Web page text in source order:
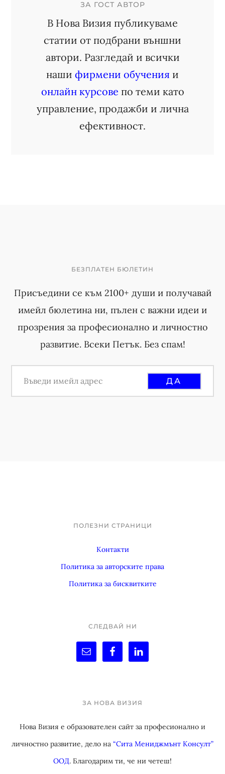
ЗА ГОСТ АВТОР
В Нова Визия публикуваме
статии от подбрани външни
автори. Разгледай и всички
наши фирмени обучения и
онлайн курсове по теми като
управление, продажби и лична
ефективност.
БЕЗПЛАТЕН БЮЛЕТИН
Присъедини се към 2100+ души и получавай
имейл бюлетина ни, пълен с важни идеи и
прозрения за професионално и личностно
развитие. Всеки Петък. Без спам!
ПОЛЕЗНИ СТРАНИЦИ
Контакти
Политика за авторските права
Политика за бисквитките
СЛЕДВАЙ НИ
ЗА НОВА ВИЗИЯ
Нова Визия е образователен сайт за професионално и
личностно развитие, дело на “Сита Мениджмънт Консулт”
ООД. Благодарим ти, че ни четеш!